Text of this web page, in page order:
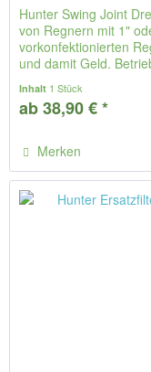
Hunter Swing Joint
von Regnern mit 1"
vorkonfektionierten
und damit Geld.
Inhalt 1 Stück
ab 38,90 € *
Merken